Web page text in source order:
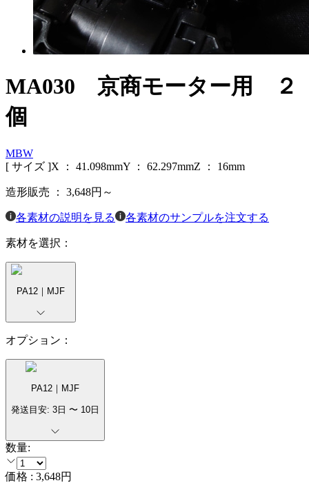
MA030 京商モーター用 ２
個
MBW
[ サイズ ]X ： 41.098mmY ： 62.297mmZ ： 16mm
造形販売 ： 3,648円～
各素材の説明を見る 各素材のサンプルを注文する
素材を選択：
PA12｜MJF
オプション：
PA12｜MJF
発送目安: 3 日 〜 10 日
数量:
価格 : 3,648円